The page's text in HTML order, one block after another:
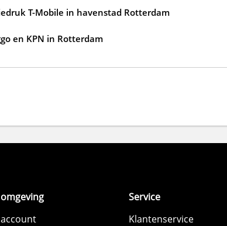
T-Mobile in havenstad Rotterdam
en KPN in Rotterdam
Service
Klantenservice